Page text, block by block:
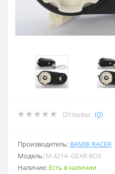
Отзывы: (0)
Производитель: BAMBI RACER
Модель: M 4214- GEAR BOX
Наличие: Есть в наличии